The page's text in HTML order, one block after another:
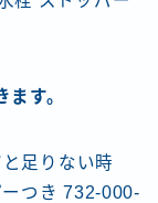
す。
足りない時
つき 732-000-